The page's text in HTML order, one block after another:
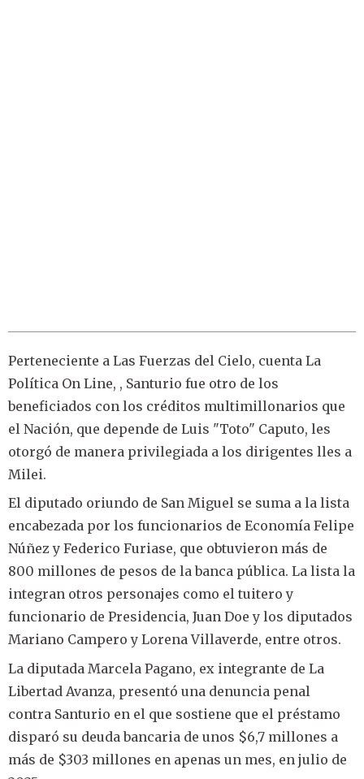
Perteneciente a Las Fuerzas del Cielo, cuenta La
Política On Line, , Santurio fue otro de los
beneficiados con los créditos multimillonarios que
el Nación, que depende de Luis "Toto" Caputo, les
otorgó de manera privilegiada a los dirigentes lles a
Milei.
El diputado oriundo de San Miguel se suma a la lista
encabezada por los funcionarios de Economía Felipe
Núñez y Federico Furiase, que obtuvieron más de
800 millones de pesos de la banca pública. La lista la
integran otros personajes como el tuitero y
funcionario de Presidencia, Juan Doe y los diputados
Mariano Campero y Lorena Villaverde, entre otros.
La diputada Marcela Pagano, ex integrante de La
Libertad Avanza, presentó una denuncia penal
contra Santurio en el que sostiene que el préstamo
disparó su deuda bancaria de unos $6,7 millones a
más de $303 millones en apenas un mes, en julio de